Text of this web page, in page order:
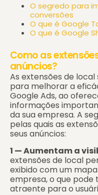
O segredo para
conversões
O que é Google
O que é Google
Como as
anúncios?
As extensões de
para melhorar a
Google Ads, ao
informações
da sua empresa. A
pelas quais as
seus anúncios:
1 — Aumentam a
extensões de local
exibido com um
empresa, o que pode
atraente para o